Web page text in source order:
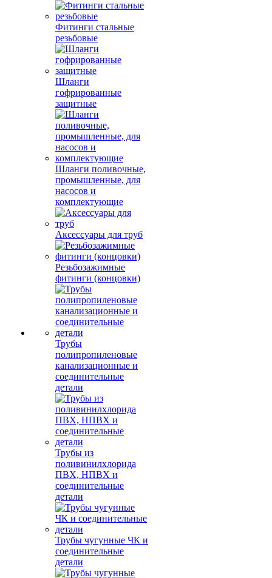
Фитинги стальные
резьбовые
Шланги
гофрированные
защитные
Шланги поливочные,
промышленные, для
насосов и
комплектующие
Аксессуары для труб
Резьбозажимные
фитинги (концовки)
Трубы
полипропиленовые
канализационные и
соединительные
детали
Трубы из
поливинилхлорида
ПВХ, НПВХ и
соединительные
детали
Трубы чугунные ЧК и
соединительные
детали